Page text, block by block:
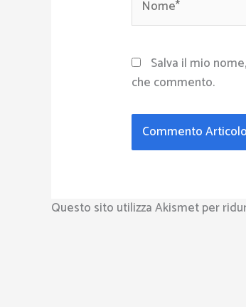
Salva il mio
che commento.
Questo sito utilizza Akismet per